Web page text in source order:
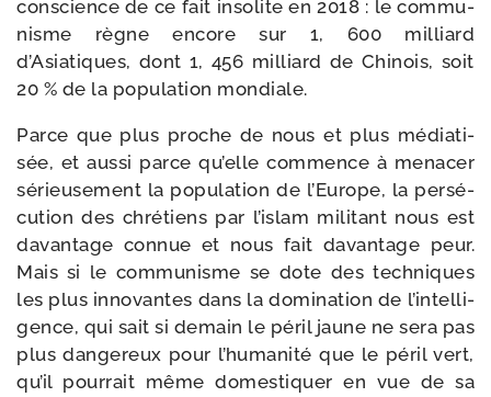
conscience de ce fait inso­lite en 2018 : le com­mu­
nisme règne encore sur 1, 600 mil­liard
d’Asiatiques, dont 1, 456 mil­liard de Chinois, soit
20 % de la popu­la­tion mondiale.
Parce que plus proche de nous et plus média­ti­
sée, et aus­si parce qu’elle com­mence à mena­cer
sérieu­se­ment la popu­la­tion de l’Europe, la per­sé­
cu­tion des chré­tiens par l’is­lam mili­tant nous est
davan­tage connue et nous fait davan­tage peur.
Mais si le com­mu­nisme se dote des tech­niques
les plus inno­vantes dans la domi­na­tion de l’in­tel­li­
gence, qui sait si demain le péril jaune ne sera pas
plus dan­ge­reux pour l’hu­ma­ni­té que le péril vert,
qu’il pour­rait même domes­ti­quer en vue de sa